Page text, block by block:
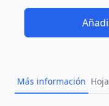
Más información